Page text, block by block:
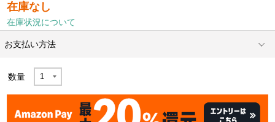
在庫なし
在庫状況について
お支払い方法
数量